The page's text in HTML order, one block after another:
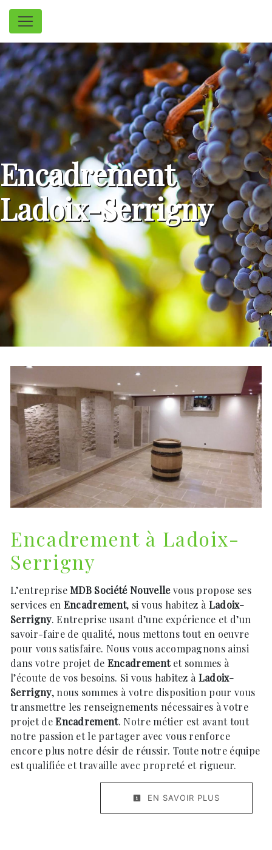
Panneau de gestion des cookies
Encadrement
Ladoix-Serrigny
Encadrement à Ladoix-
Serrigny
L’entrepriseMDB Société Nouvellevous propose ses
services en Encadrement, si vous habitez à Ladoix-
Serrigny. Entreprise usant d’une expérience et d’un
savoir-faire de qualité, nous mettons tout en oeuvre
pour vous satisfaire. Nous vous accompagnons ainsi
dans votre projet de Encadrementet sommes à
l’écoute de vos besoins. Si vous habitez à Ladoix-
Serrigny, nous sommes à votre disposition pour vous
transmettre les renseignements nécessaires à votre
projet deEncadrement. Notre métier est avant tout
notre passion et le partager avec vous renforce
encore plus notre désir de réussir. Toute notre équipe
est qualifiée et travaille avec propreté et rigueur.
EN SAVOIR PLUS